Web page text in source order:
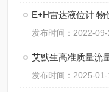
E+H雷达液位计 物
发布时间：2022-09-
艾默生高准质量流
发布时间：2025-01-